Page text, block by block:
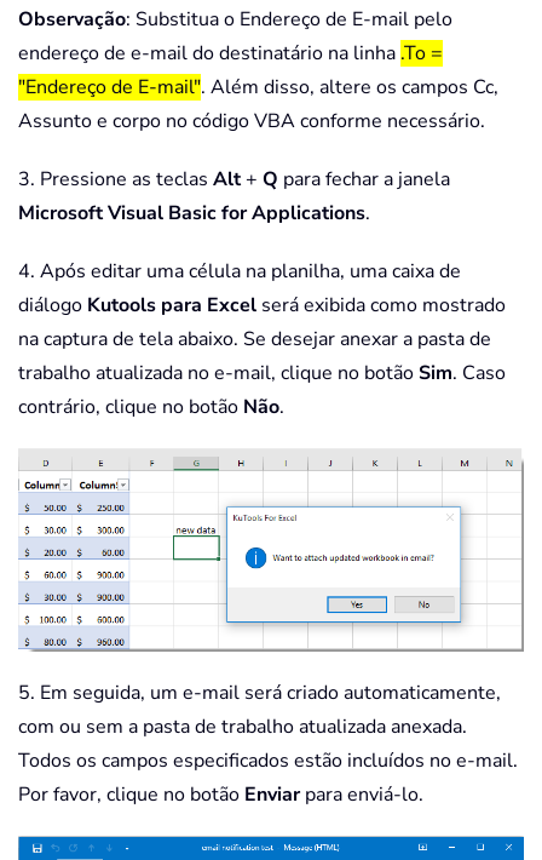
End With
    xMailItem
= Nothing
    xOutApp
=
Nothing
End Sub
Observação: Substitua o Endereço de E-mail pelo
endereço de e-mail do destinatário na linha .To =
"Endereço de E-mail". Além disso, altere os campos Cc,
Assunto e corpo no código VBA conforme necessário.
3. Pressione as teclas Alt+ Q para fechar a janela
Microsoft Visual Basic for Applications.
4. Após editar uma célula na planilha, uma caixa de
diálogo Kutools para Excel será exibida como mostrado
na captura de tela abaixo. Se desejar anexar a pasta de
trabalho atualizada no e-mail, clique no botãoSim. Caso
contrário, clique no botão Não.
5. Em seguida, um e-mail será criado automaticamente,
com ou sem a pasta de trabalho atualizada anexada.
Todos os campos especificados estão incluídos no e-mail.
Por favor, clique no botão Enviarpara enviá-lo.